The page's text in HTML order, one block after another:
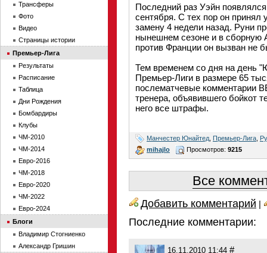
Последний раз Уэйн
сентября. С тех пор он принял
замену 4 недели назад. Руни
нынешнем сезоне и в сборную
против Франции он вызван не
Тем временем со дня на день
Премьер-Лиги в размере 65
послематчевые комментарии
тренера, объявившего бойкот
него все штрафы.
Манчестер Юнайтед Премьер-Лига
mihajlo
Просмотров: 9215
Все
Добавить комментарий |
Последние комментарии:
16.11.2010 11:44 #
Трансферы
Фото
Видео
Страницы истории
Премьер-Лига
Результаты
Расписание
Таблица
Дни Рождения
Бомбардиры
Клубы
ЧМ-2010
ЧМ-2014
Евро-2016
ЧМ-2018
Евро-2020
ЧМ-2022
Евро-2024
Блоги
Владимир Стогниенко
Александр Гришин